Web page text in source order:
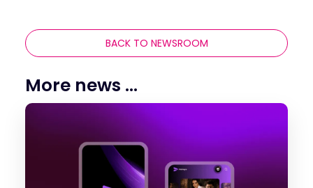
BACK TO NEWSROOM
More news ...